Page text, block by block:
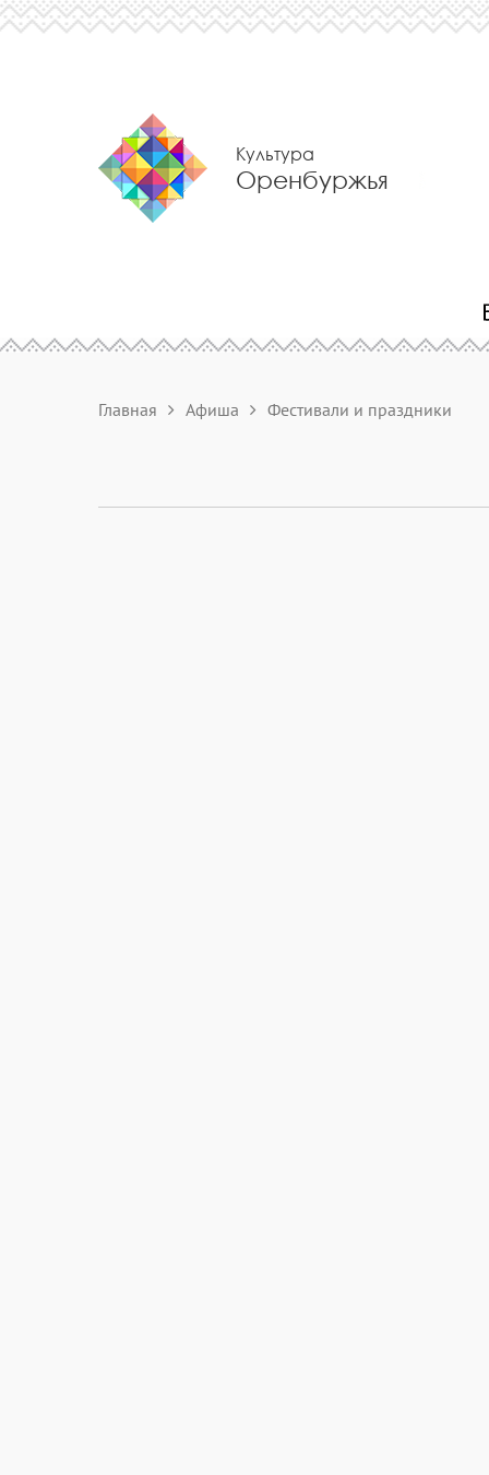
Культура
Оренбуржья
Главная Афиша Фестивали и праздники